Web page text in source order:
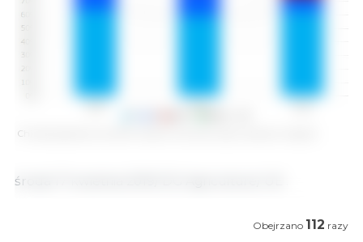
Chinese pigmeat and offal imports: share by origin (product weight)
środa 17 kwietnia 2019/ DG Agriculture/ UE .
Obejrzano 112 razy